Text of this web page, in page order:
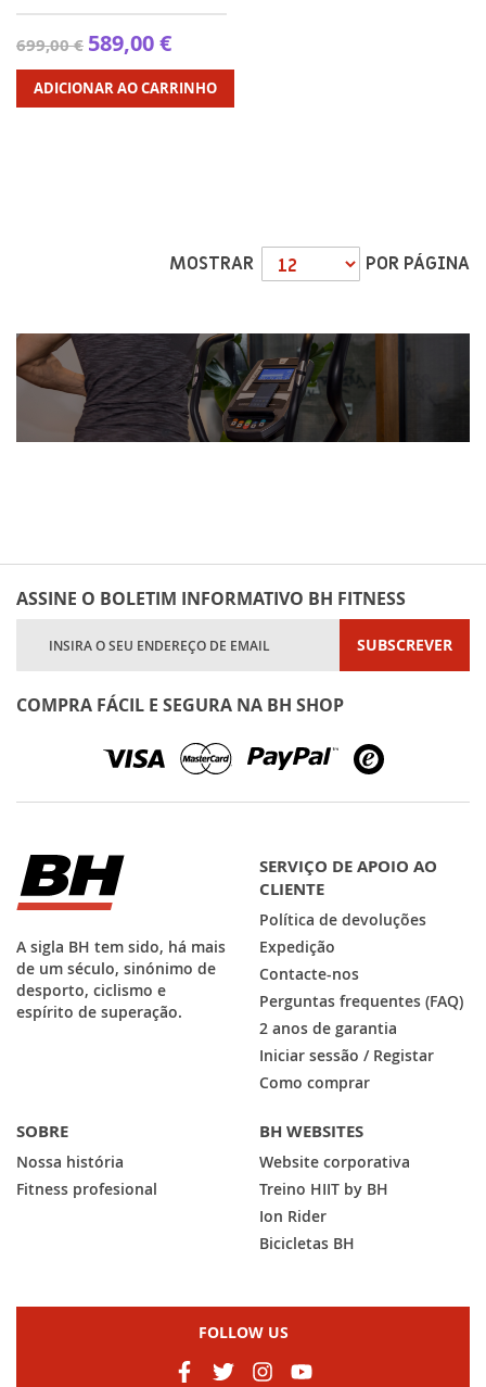
699,00 € 589,00 €
ADICIONAR AO CARRINHO
MOSTRAR POR PÁGINA
ASSINE O BOLETIM INFORMATIVO BH FITNESS
Newsletter:
SUBSCREVER
COMPRA FÁCIL E SEGURA NA BH SHOP
A sigla BH tem sido, há mais
de um século, sinónimo de
desporto, ciclismo e
espírito de superação.
SERVIÇO DE APOIO AO
CLIENTE
Política de devoluções
Expedição
Contacte-nos
Perguntas frequentes (FAQ)
2 anos de garantia
Iniciar sessão / Registar
Como comprar
SOBRE
Nossa história
Fitness profesional
BH WEBSITES
Website corporativa
Treino HIIT by BH
Ion Rider
Bicicletas BH
FOLLOW US